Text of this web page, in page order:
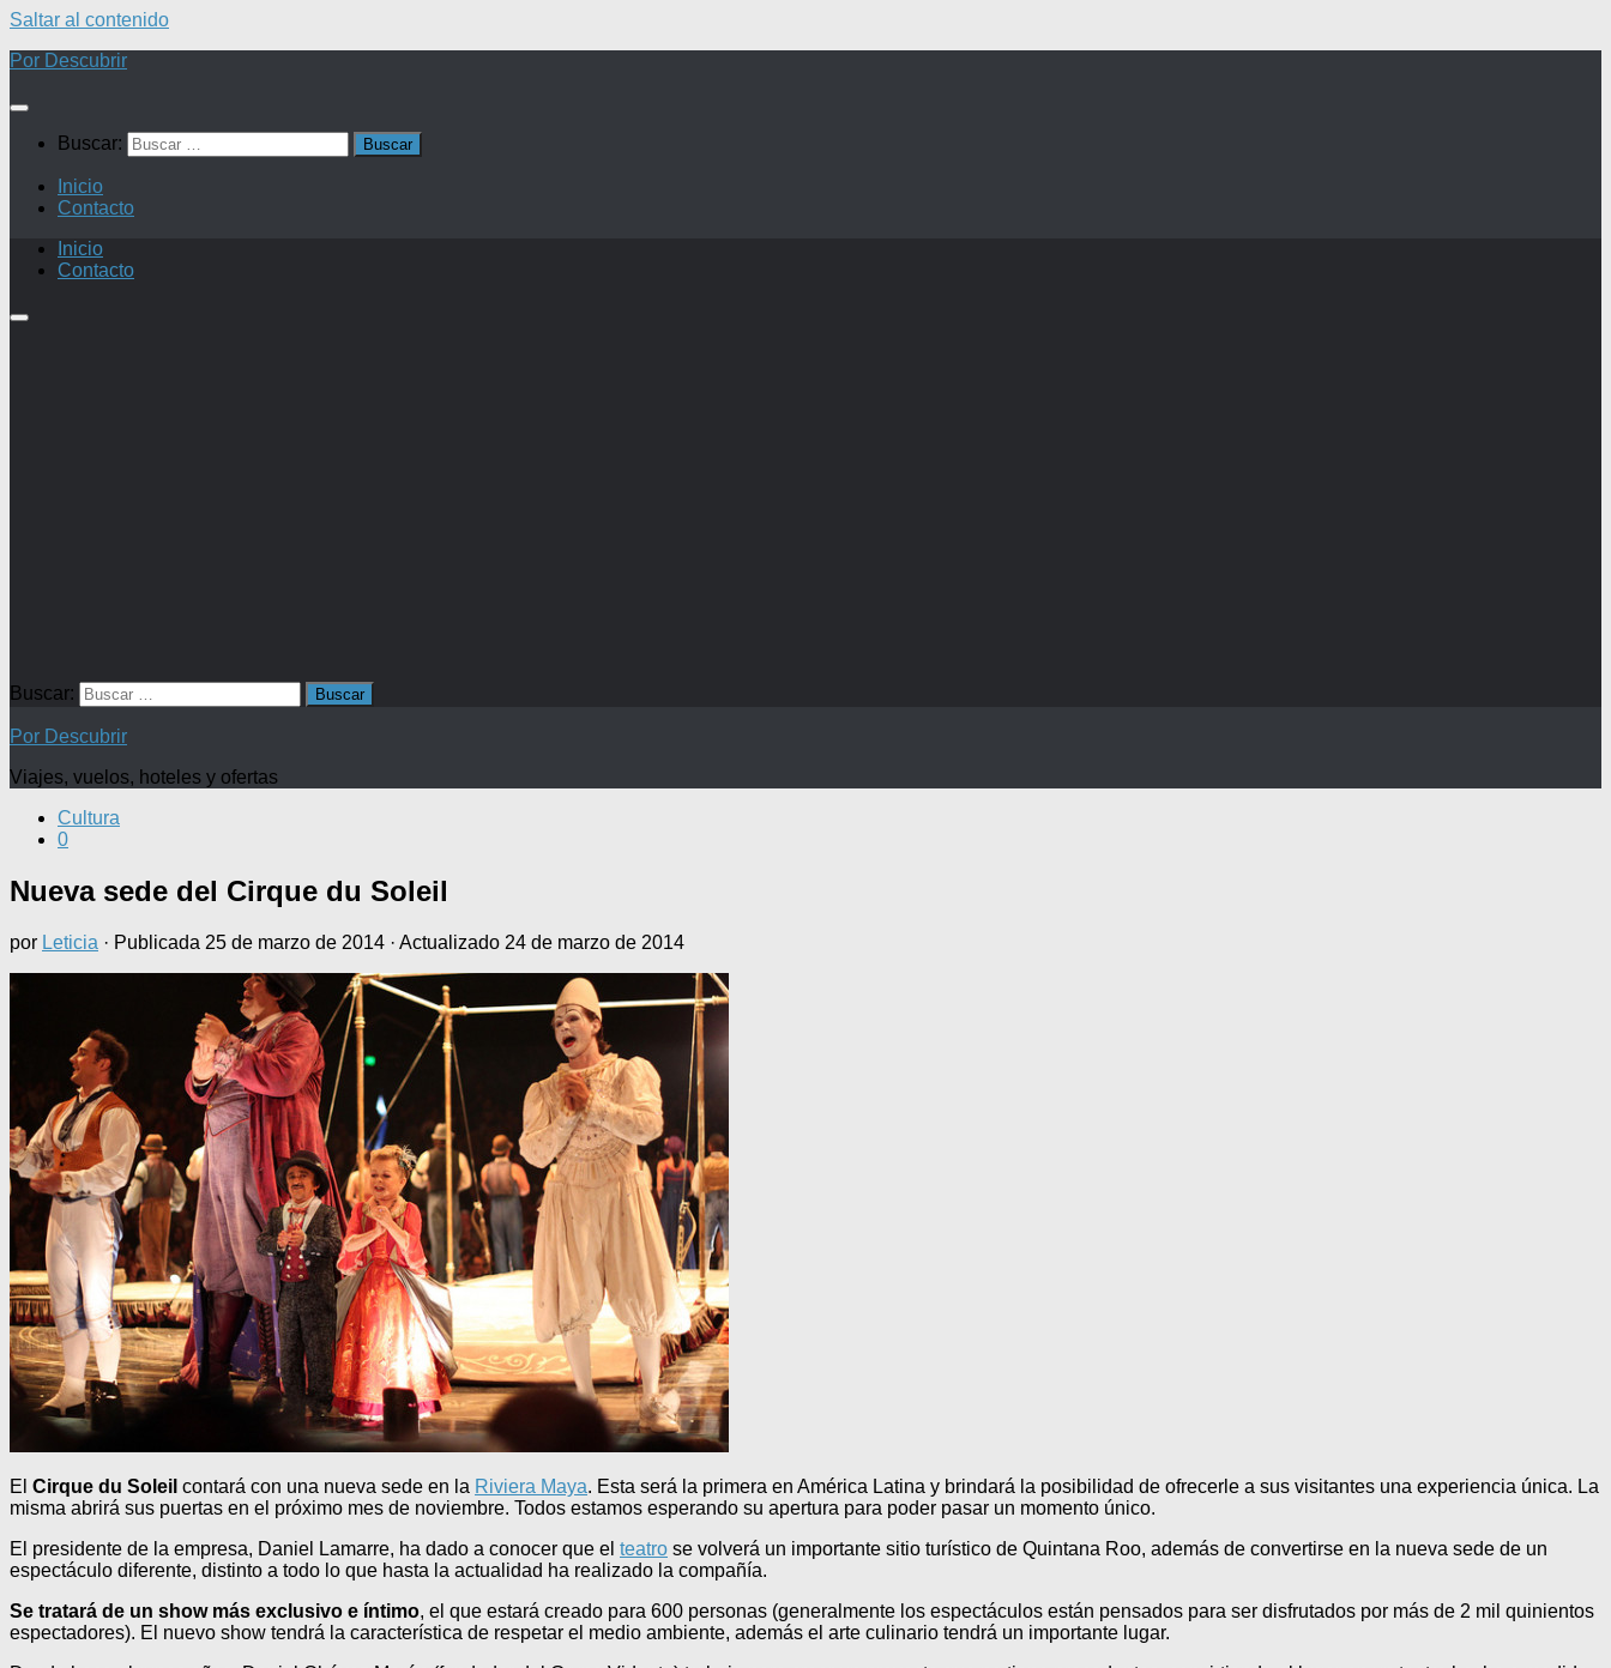
Saltar al contenido
Por Descubrir
Buscar:
Inicio
Contacto
Inicio
Contacto
Buscar:
Por Descubrir
Viajes, vuelos, hoteles y ofertas
Cultura
0
Nueva sede del Cirque du Soleil
por Leticia · Publicada 25 de marzo de 2014 · Actualizado 24 de marzo de 2014
El Cirque du Soleil contará con una nueva sede en la Riviera Maya. Esta será la primera en América Latina y brindará la posibilidad de ofrecerle a sus visitantes una experiencia única. La
misma abrirá sus puertas en el próximo mes de noviembre. Todos estamos esperando su apertura para poder pasar un momento único.
El presidente de la empresa, Daniel Lamarre, ha dado a conocer que el teatro se volverá un importante sitio turístico de Quintana Roo, además de convertirse en la nueva sede de un
espectáculo diferente, distinto a todo lo que hasta la actualidad ha realizado la compañía.
Se tratará de un show más exclusivo e íntimo, el que estará creado para 600 personas (generalmente los espectáculos están pensados para ser disfrutados por más de 2 mil quinientos
espectadores). El nuevo show tendrá la característica de respetar el medio ambiente, además el arte culinario tendrá un importante lugar.